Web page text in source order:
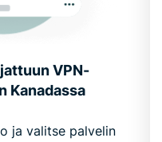
VPN-
Kanadassa
ja valitse palvelin